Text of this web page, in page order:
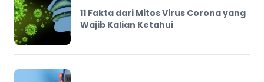
11 Fakta dari Mitos Virus Corona yang
Wajib Kalian Ketahui